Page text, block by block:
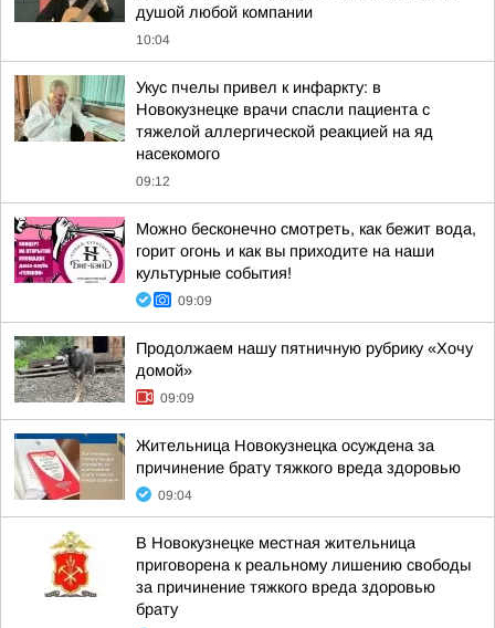
душой любой компании
10:04
Укус пчелы привел к инфаркту: в
Новокузнецке врачи спасли пациента с
тяжелой аллергической реакцией на яд
насекомого
09:12
Можно бесконечно смотреть, как бежит вода,
горит огонь и как вы приходите на наши
культурные события!
09:09
Продолжаем нашу пятничную рубрику «Хочу
домой»
09:09
Жительница Новокузнецка осуждена за
причинение брату тяжкого вреда здоровью
09:04
В Новокузнецке местная жительница
приговорена к реальному лишению свободы
за причинение тяжкого вреда здоровью
брату